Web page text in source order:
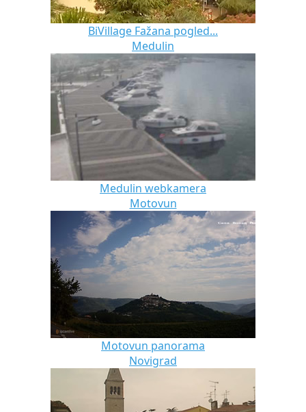
BiVillage Fažana pogled...
Medulin
Medulin webkamera
Motovun
Motovun panorama
Novigrad